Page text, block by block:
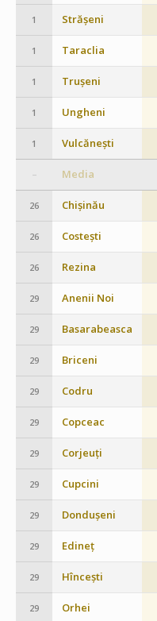
1 Strășeni
1 Taraclia
1 Trușeni
1 Ungheni
1 Vulcănești
– Media
26 Chișinău
26 Costești
26 Rezina
29 Anenii Noi
29 Basarabeasca
29 Briceni
29 Codru
29 Copceac
29 Corjeuți
29 Cupcini
29 Dondușeni
29 Edineț
29 Hîncești
29 Orhei